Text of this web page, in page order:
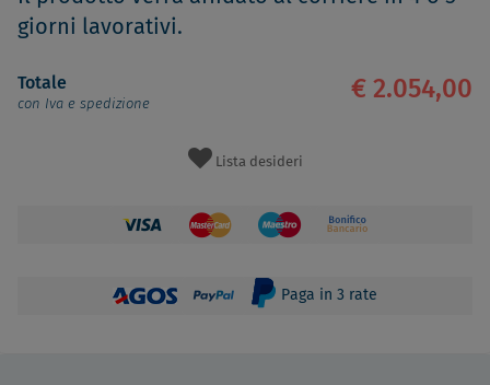
giorni lavorativi.
Totale
con Iva e spedizione
€ 2.054,00
Lista desideri
Paga in 3 rate